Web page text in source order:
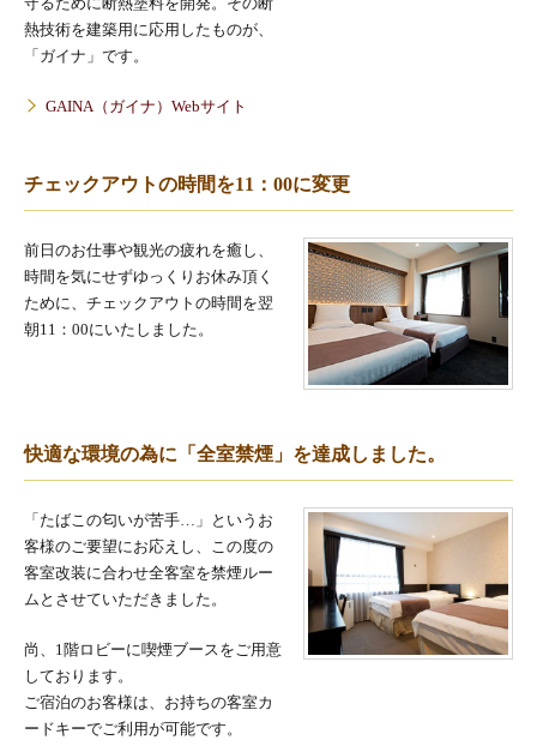
熱技術を建築用に応用したものが、
「ガイナ」です。
GAINA（ガイナ）Webサイト
チェックアウトの時間を11：00に変更
前日のお仕事や観光の疲れを癒し、
時間を気にせずゆっくりお休み頂く
ために、チェックアウトの時間を翌
朝11：00にいたしました。
快適な環境の為に「全室禁煙」を達成しました。
「たばこの匂いが苦手…」というお
客様のご要望にお応えし、この度の
客室改装に合わせ全客室を禁煙ルー
ムとさせていただきました。
尚、1階ロビーに喫煙ブースをご用意
しております。
ご宿泊のお客様は、お持ちの客室カ
ードキーでご利用が可能です。